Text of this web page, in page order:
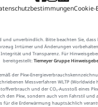
Cookie-
und unverbindlich. Bitte beachten Sie,
Irrtümer und Änderungen
und Transparenz. Für
bereitgestellt: Tiemeyer Gruppe
der Pkw-
Messverfahren WLTP (Worldwide
und der CO₂-Ausstoß eines
den Pkw, sondern auch vom Fahrstil und
für die Erderwärmung hauptsächlich